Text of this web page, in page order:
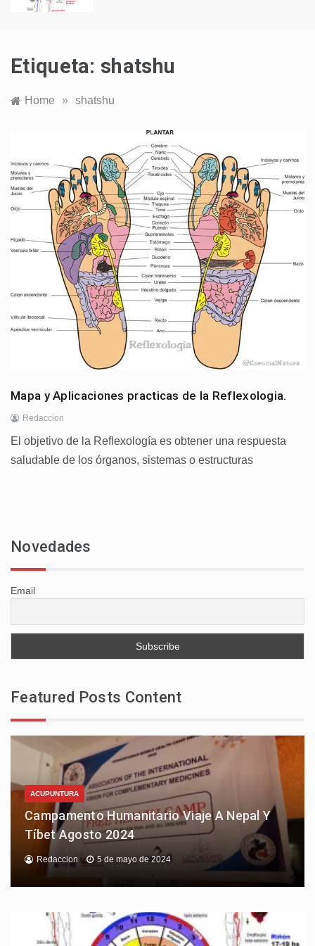
Etiqueta: shatshu
Home » shatshu
Mapa y Aplicaciones practicas de la Reflexologia.
Redaccion
El objetivo de la Reflexología es obtener una respuesta
saludable de los órganos, sistemas o estructuras
Novedades
Email
Featured Posts Content
ACUPUNTURA
Campamento Humanitario Viaje A Nepal Y
Tíbet Agosto 2024
Redaccion 5 de mayo de 2024